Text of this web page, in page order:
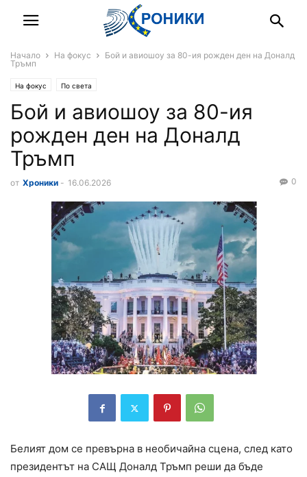
Начало На фокус
Бой и авиошоу за 80-ия рожден ден на Доналд
Тръмп
На фокус По света
Бой и авиошоу за 80-ия
рожден ден на Доналд
Тръмп
от Хроники - 16.06.2026 0
Белият дом се превърна в необичайна сцена, след като
президентът на САЩ Доналд Тръмп реши да бъде